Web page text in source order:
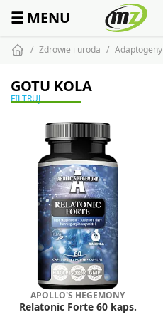
☰ MENU
Zdrowie i uroda Adaptogeny
GOTU KOLA
FILTRUJ
APOLLO'S HEGEMONY
Relatonic Forte 60 kaps.